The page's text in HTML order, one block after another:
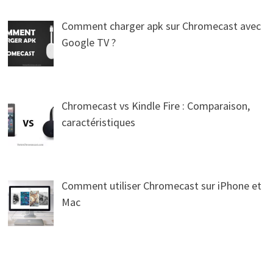
Comment charger apk sur Chromecast avec
Google TV ?
Chromecast vs Kindle Fire : Comparaison,
caractéristiques
Comment utiliser Chromecast sur iPhone et
Mac